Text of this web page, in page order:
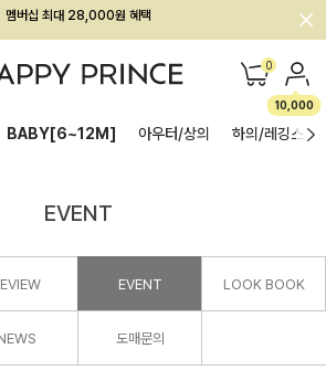
전용 아울렛, 가입하면 ~60% 할인!
멤버십 최대 28,000원 혜택 0
10,000
BABY[6~12M] 아우터/상의 하의/레깅스
EVENT
EVENT LOOK BOOK
도매문의